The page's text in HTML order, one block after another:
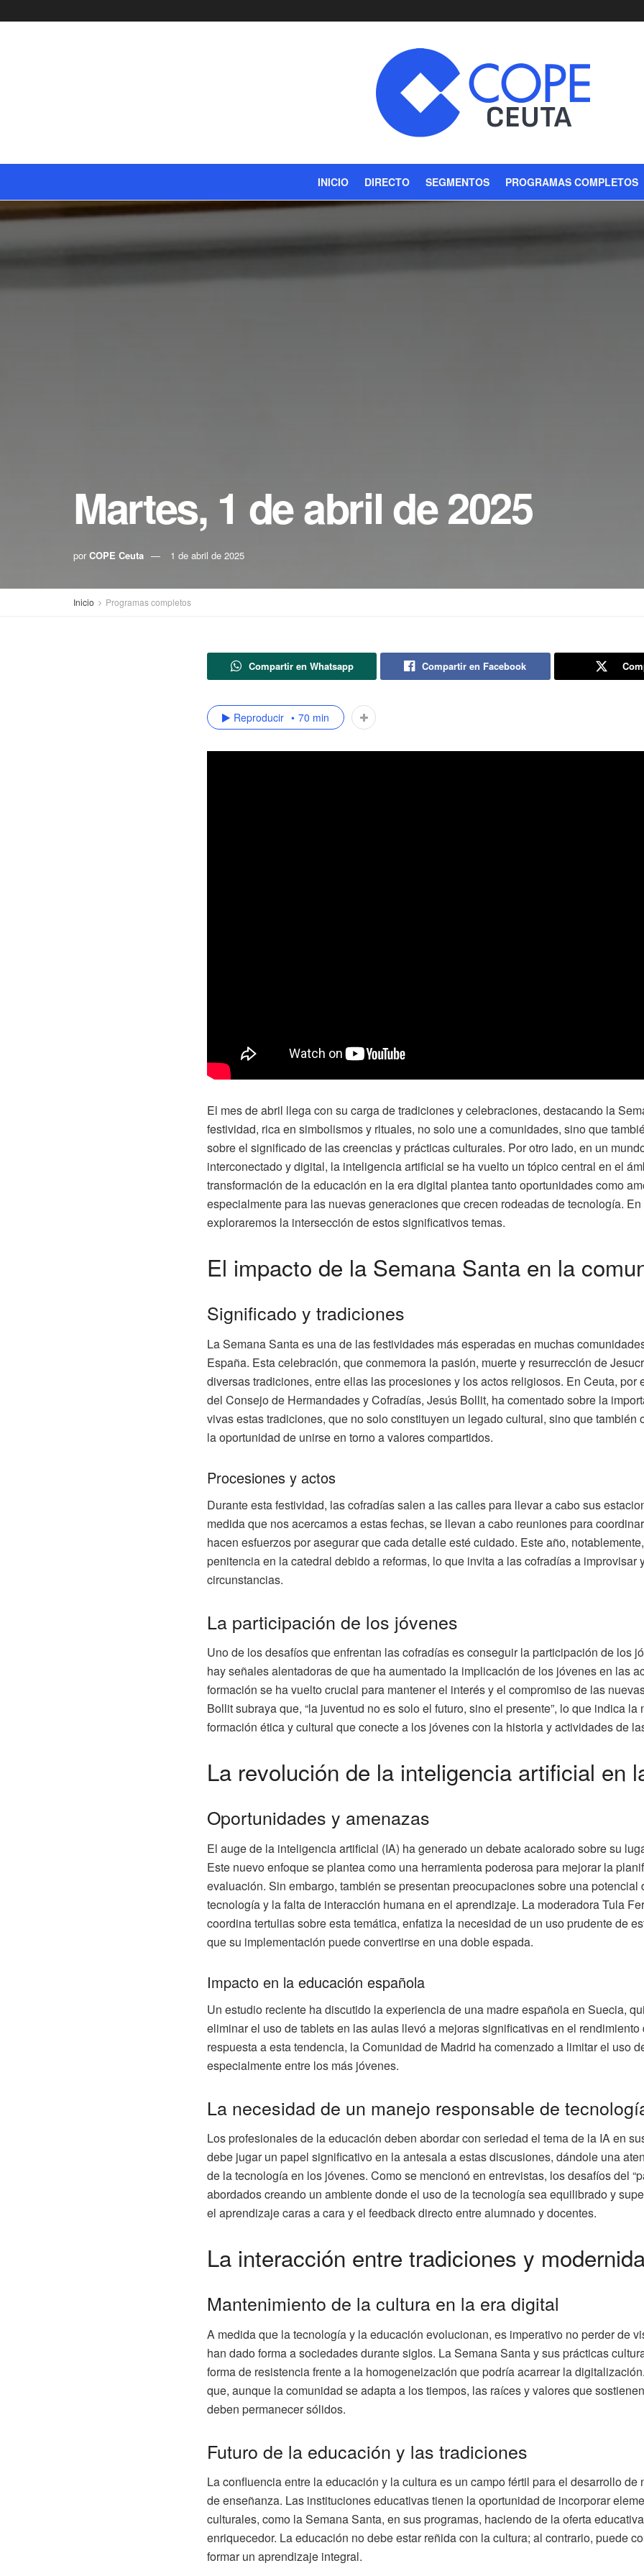
INICIO DIRECTO SEGMENTOS PROGRAMAS COMPLETOS
Martes, 1 de abril de 2025
por COPE Ceuta 1 de abril de 2025
Inicio Programas completos
Compartir en Whatsapp Compartir en Facebook
Reproducir 70 min
El mes de abril llega con su carga de tradiciones y celebraciones, destacando la
festividad, rica en simbolismos y rituales, no solo une a comunidades, sino que
sobre el significado de las creencias y prácticas culturales. Por otro lado, en un
interconectado y digital, la inteligencia artificial se ha vuelto un tópico central en el
transformación de la educación en la era digital plantea tanto oportunidades como
especialmente para las nuevas generaciones que crecen rodeadas de tecnología. En
exploraremos la intersección de estos significativos temas.
El impacto de la Semana Santa en la
Significado y tradiciones
La Semana Santa es una de las festividades más esperadas en muchas
España. Esta celebración, que conmemora la pasión, muerte y resurrección de
diversas tradiciones, entre ellas las procesiones y los actos religiosos. En Ceuta, por
del Consejo de Hermandades y Cofradías, Jesús Bollit, ha comentado sobre la
vivas estas tradiciones, que no solo constituyen un legado cultural, sino que también
la oportunidad de unirse en torno a valores compartidos.
Procesiones y actos
Durante esta festividad, las cofradías salen a las calles para llevar a cabo sus
medida que nos acercamos a estas fechas, se llevan a cabo reuniones para
hacen esfuerzos por asegurar que cada detalle esté cuidado. Este año,
penitencia en la catedral debido a reformas, lo que invita a las cofradías a improvisar
circunstancias.
La participación de los jóvenes
Uno de los desafíos que enfrentan las cofradías es conseguir la participación de los
hay señales alentadoras de que ha aumentado la implicación de los jóvenes en las
formación se ha vuelto crucial para mantener el interés y el compromiso de las
Bollit subraya que, “la juventud no es solo el futuro, sino el presente”, lo que indica la
formación ética y cultural que conecte a los jóvenes con la historia y actividades de
La revolución de la inteligencia artificial en
Oportunidades y amenazas
El auge de la inteligencia artificial (IA) ha generado un debate acalorado sobre su
Este nuevo enfoque se plantea como una herramienta poderosa para mejorar la
evaluación. Sin embargo, también se presentan preocupaciones sobre una potencial
tecnología y la falta de interacción humana en el aprendizaje. La moderadora Tula
coordina tertulias sobre esta temática, enfatiza la necesidad de un uso prudente de
que su implementación puede convertirse en una doble espada.
Impacto en la educación española
Un estudio reciente ha discutido la experiencia de una madre española en Suecia,
eliminar el uso de tablets en las aulas llevó a mejoras significativas en el rendimiento
respuesta a esta tendencia, la Comunidad de Madrid ha comenzado a limitar el uso
especialmente entre los más jóvenes.
La necesidad de un manejo responsable de
Los profesionales de la educación deben abordar con seriedad el tema de la IA en
debe jugar un papel significativo en la antesala a estas discusiones, dándole una
de la tecnología en los jóvenes. Como se mencionó en entrevistas, los desafíos del
abordados creando un ambiente donde el uso de la tecnología sea equilibrado y
el aprendizaje caras a cara y el feedback directo entre alumnado y docentes.
La interacción entre tradiciones y
Mantenimiento de la cultura en la era digital
A medida que la tecnología y la educación evolucionan, es imperativo no perder de
han dado forma a sociedades durante siglos. La Semana Santa y sus prácticas
forma de resistencia frente a la homogeneización que podría acarrear la
que, aunque la comunidad se adapta a los tiempos, las raíces y valores que
deben permanecer sólidos.
Futuro de la educación y las tradiciones
La confluencia entre la educación y la cultura es un campo fértil para el desarrollo de
de enseñanza. Las instituciones educativas tienen la oportunidad de incorporar
culturales, como la Semana Santa, en sus programas, haciendo de la oferta
enriquecedor. La educación no debe estar reñida con la cultura; al contrario, puede
formar un aprendizaje integral.